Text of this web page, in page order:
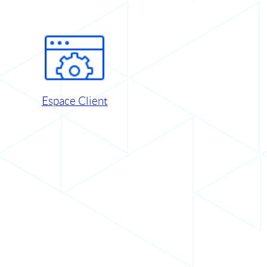
Espace Client